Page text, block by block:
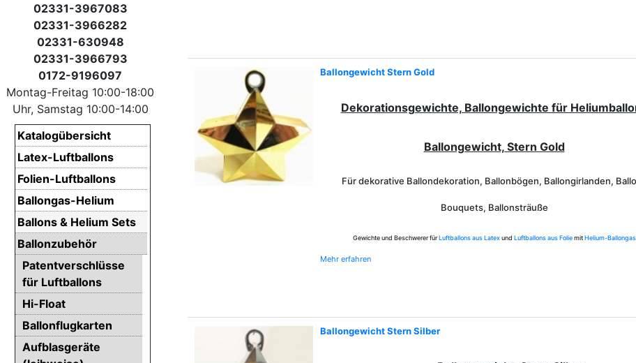
Ballongewicht Stern Gold
Dekorationsgewichte, Ballongewichte für
Ballongewicht, Stern Gold
Für dekorative Ballondekoration, Ballonbögen, Ballongirlanden,
Bouquets, Ballonsträuße
Gewichte und Beschwerer fürLuftballons aus Latexund Luftballons aus FoliemitHelium-Ballongas
Mehr erfahren
Ballongewicht Stern Silber
02331-3967083
02331-3966282
02331-630948
02331-3966793
0172-9196097
Montag-Freitag 10:00-18:00
Uhr, Samstag 10:00-14:00
Katalogübersicht
Latex-Luftballons
Folien-Luftballons
Ballongas-Helium
Ballons & Helium Sets
Ballonzubehör
Patentverschlüsse
für Luftballons
Hi-Float
Ballonflugkarten
Aufblasgeräte